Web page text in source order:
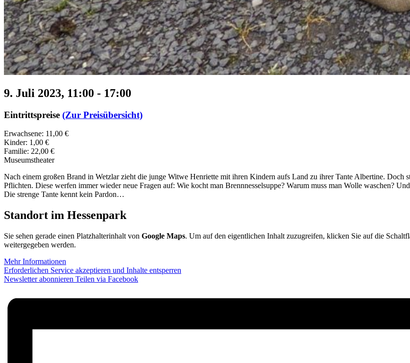
9. Juli 2023, 11:00 - 17:00
Eintrittspreise (Zur Preisübersicht)
Erwachsene: 11,00 €
Kinder: 1,00 €
Familie: 22,00 €
Museumstheater
Nach einem großen Brand in Wetzlar zieht die junge Witwe Henriette mit ihren Kindern aufs Land zu ihrer Tante Albertine. Doch
Pflichten. Diese werfen immer wieder neue Fragen auf: Wie kocht man Brennnesselsuppe? Warum muss man Wolle waschen?
Die strenge Tante kennt kein Pardon…
Standort im Hessenpark
Sie sehen gerade einen Platzhalterinhalt von Google Maps. Um auf den eigentlichen Inhalt zuzugreifen, klicken Sie auf die
weitergegeben werden.
Mehr Informationen
Erforderlichen Service akzeptieren und Inhalte entsperren
Newsletter abonnieren Teilen via Facebook